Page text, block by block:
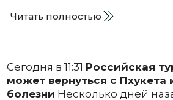
Читать полностью
Сегодня в 11:31 Российская
может вернуться с Пхукета
болезни Несколько дней